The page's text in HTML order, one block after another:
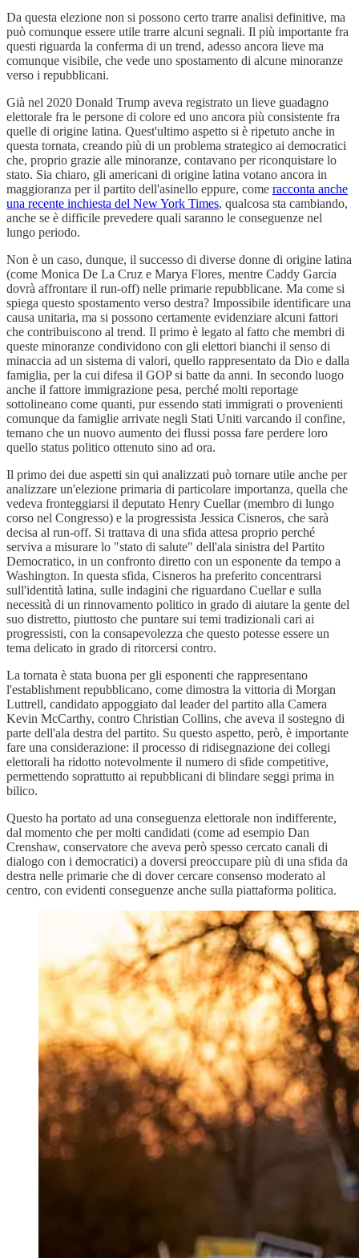
Da questa elezione non si possono certo trarre analisi definitive, ma
può comunque essere utile trarre alcuni segnali. Il più importante fra
questi riguarda la conferma di un trend, adesso ancora lieve ma
comunque visibile, che vede uno spostamento di alcune minoranze
verso i repubblicani.
Già nel 2020 Donald Trump aveva registrato un lieve guadagno
elettorale fra le persone di colore ed uno ancora più consistente fra
quelle di origine latina. Quest'ultimo aspetto si è ripetuto anche in
questa tornata, creando più di un problema strategico ai democratici
che, proprio grazie alle minoranze, contavano per riconquistare lo
stato. Sia chiaro, gli americani di origine latina votano ancora in
maggioranza per il partito dell'asinello eppure, come racconta anche
una recente inchiesta del New York Times, qualcosa sta cambiando,
anche se è difficile prevedere quali saranno le conseguenze nel
lungo periodo.
Non è un caso, dunque, il successo di diverse donne di origine latina
(come Monica De La Cruz e Marya Flores, mentre Caddy Garcia
dovrà affrontare il run-off) nelle primarie repubblicane. Ma come si
spiega questo spostamento verso destra? Impossibile identificare una
causa unitaria, ma si possono certamente evidenziare alcuni fattori
che contribuiscono al trend. Il primo è legato al fatto che membri di
queste minoranze condividono con gli elettori bianchi il senso di
minaccia ad un sistema di valori, quello rappresentato da Dio e dalla
famiglia, per la cui difesa il GOP si batte da anni. In secondo luogo
anche il fattore immigrazione pesa, perché molti reportage
sottolineano come quanti, pur essendo stati immigrati o provenienti
comunque da famiglie arrivate negli Stati Uniti varcando il confine,
temano che un nuovo aumento dei flussi possa fare perdere loro
quello status politico ottenuto sino ad ora.
Il primo dei due aspetti sin qui analizzati può tornare utile anche per
analizzare un'elezione primaria di particolare importanza, quella che
vedeva fronteggiarsi il deputato Henry Cuellar (membro di lungo
corso nel Congresso) e la progressista Jessica Cisneros, che sarà
decisa al run-off. Si trattava di una sfida attesa proprio perché
serviva a misurare lo "stato di salute" dell'ala sinistra del Partito
Democratico, in un confronto diretto con un esponente da tempo a
Washington. In questa sfida, Cisneros ha preferito concentrarsi
sull'identità latina, sulle indagini che riguardano Cuellar e sulla
necessità di un rinnovamento politico in grado di aiutare la gente del
suo distretto, piuttosto che puntare sui temi tradizionali cari ai
progressisti, con la consapevolezza che questo potesse essere un
tema delicato in grado di ritorcersi contro.
La tornata è stata buona per gli esponenti che rappresentano
l'establishment repubblicano, come dimostra la vittoria di Morgan
Luttrell, candidato appoggiato dal leader del partito alla Camera
Kevin McCarthy, contro Christian Collins, che aveva il sostegno di
parte dell'ala destra del partito. Su questo aspetto, però, è importante
fare una considerazione: il processo di ridisegnazione dei collegi
elettorali ha ridotto notevolmente il numero di sfide competitive,
permettendo soprattutto ai repubblicani di blindare seggi prima in
bilico.
Questo ha portato ad una conseguenza elettorale non indifferente,
dal momento che per molti candidati (come ad esempio Dan
Crenshaw, conservatore che aveva però spesso cercato canali di
dialogo con i democratici) a doversi preoccupare più di una sfida da
destra nelle primarie che di dover cercare consenso moderato al
centro, con evidenti conseguenze anche sulla piattaforma politica.